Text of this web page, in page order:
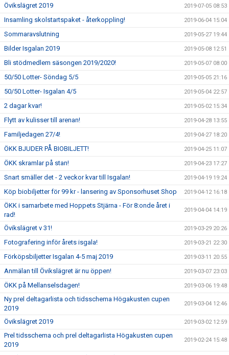
Övikslägret 2019 2019-07-05 08:53
Insamling skolstartspaket - återkoppling! 2019-06-04 15:04
Sommaravslutning 2019-05-27 19:44
Bilder Isgalan 2019 2019-05-08 12:51
Bli stödmedlem säsongen 2019/2020! 2019-05-07 08:00
50/50 Lotter- Söndag 5/5 2019-05-05 21:16
50/50 Lotter- Isgalan 4/5 2019-05-04 22:57
2 dagar kvar! 2019-05-02 15:34
Flytt av kulisser till arenan! 2019-04-28 13:55
Familjedagen 27/4! 2019-04-27 18:20
ÖKK BJUDER PÅ BIOBILJETT! 2019-04-25 11:07
ÖKK skramlar på stan! 2019-04-23 17:27
Snart smäller det - 2 veckor kvar till Isgalan! 2019-04-19 19:24
Köp biobiljetter för 99 kr - lansering av Sponsorhuset Shop 2019-04-12 16:18
ÖKK i samarbete med Hoppets Stjärna - För 8:onde året i
rad!
2019-04-04 14:19
Övikslägret v 31! 2019-03-29 20:26
Fotografering inför årets isgala! 2019-03-21 22:30
Förköpsbiljetter Isgalan 4-5 maj 2019 2019-03-11 20:55
Anmälan till Övikslägret är nu öppen! 2019-03-07 23:03
ÖKK på Mellanselsdagen! 2019-03-06 19:48
Ny prel deltagarlista och tidsschema Högakusten cupen
2019
2019-03-04 12:46
Övikslägret 2019 2019-03-02 12:59
Prel tidsschema och prel deltagarlista Högakusten cupen
2019
2019-02-24 15:48